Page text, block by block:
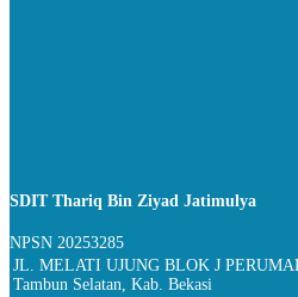
SDIT Thariq Bin Ziyad Jatimulya
NPSN 20253285
JL. MELATI UJUNG BLOK J
Tambun Selatan, Kab. Bekasi